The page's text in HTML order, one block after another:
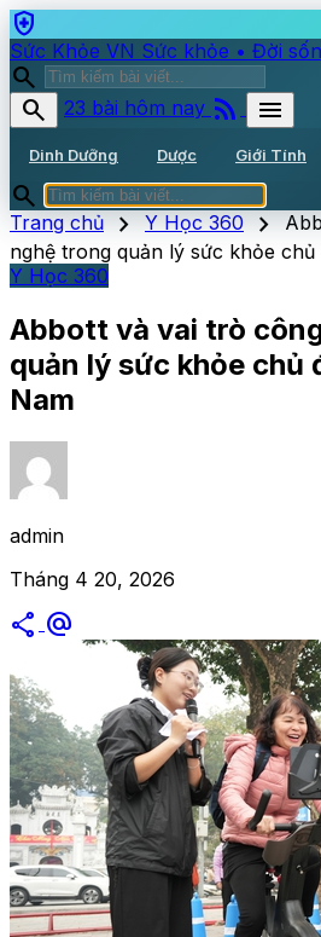
health_and_safety
Sức Khỏe VN Sức khỏe • Đời
search
search
23 bài hôm nay rss_feed menu
Dinh Dưỡng Dược Giới Tính
search
Trang chủ chevron_right Y Học 360 chevron_right
nghệ trong quản lý sức khỏe chủ
Y Học 360
Abbott và vai trò
quản lý sức khỏe chủ
Nam
admin
Tháng 4 20, 2026
share alternate_email